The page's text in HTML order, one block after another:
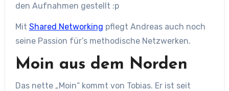
den Aufnahmen gestellt :p
Mit Shared Networking pflegt Andreas auch noch
seine Passion für’s methodische Netzwerken.
Moin aus dem Norden
Das nette „Moin“ kommt von Tobias. Er ist seit